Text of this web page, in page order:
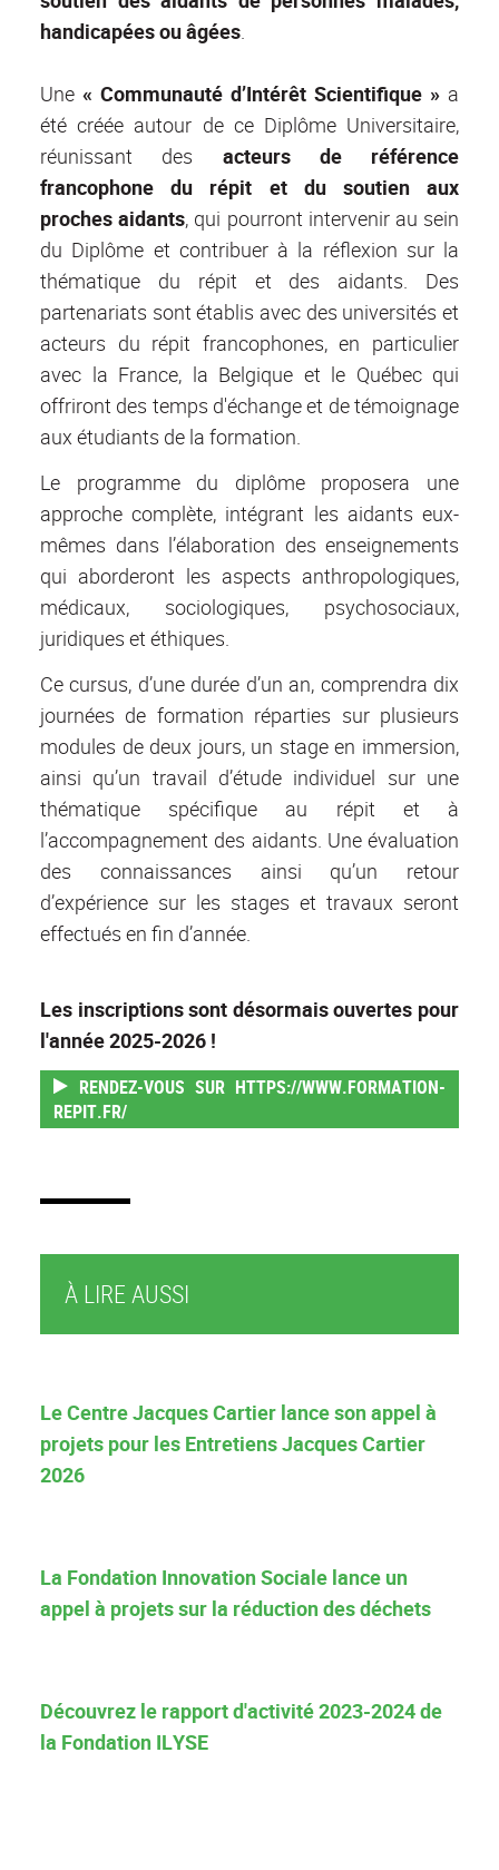
handicapées ou âgées.
Une « Communauté d’Intérêt Scientifique » a
été créée autour de ce Diplôme Universitaire,
réunissant des acteurs de référence
francophone du répit et du soutien aux
proches aidants, qui pourront intervenir au sein
du Diplôme et contribuer à la réflexion sur la
thématique du répit et des aidants. Des
partenariats sont établis avec des universités et
acteurs du répit francophones, en particulier
avec la France, la Belgique et le Québec qui
offriront des temps d'échange et de témoignage
aux étudiants de la formation.
Le programme du diplôme proposera une
approche complète, intégrant les aidants eux-
mêmes dans l’élaboration des enseignements
qui aborderont les aspects anthropologiques,
médicaux, sociologiques, psychosociaux,
juridiques et éthiques.
Ce cursus, d’une durée d’un an, comprendra dix
journées de formation réparties sur plusieurs
modules de deux jours, un stage en immersion,
ainsi qu’un travail d’étude individuel sur une
thématique spécifique au répit et à
l’accompagnement des aidants. Une évaluation
des connaissances ainsi qu’un retour
d’expérience sur les stages et travaux seront
effectués en fin d’année.
Les inscriptions sont désormais ouvertes pour
l'année 2025-2026 !
RENDEZ-VOUS SUR HTTPS://WWW.FORMATION-
REPIT.FR/
À LIRE AUSSI
Le Centre Jacques Cartier lance son appel à
projets pour les Entretiens Jacques Cartier
2026
La Fondation Innovation Sociale lance un
appel à projets sur la réduction des déchets
Découvrez le rapport d'activité 2023-2024 de
la Fondation ILYSE